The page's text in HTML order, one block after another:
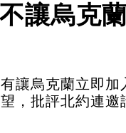
讓烏克
讓烏克蘭立即加
，批評北約連